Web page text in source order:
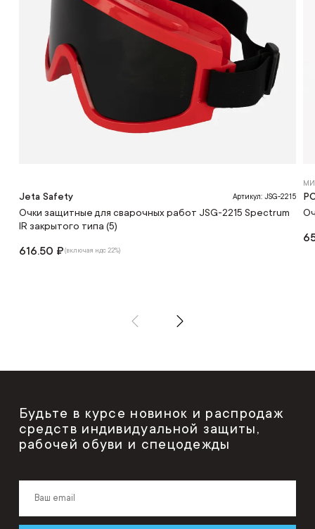
Jeta Safety Артикул: JSG-2215
Очки защитные для сварочных работ JSG-2215 Spectrum
IR закрытого типа (5)
616.50 ₽(включая ндс 22%)
Будьте в курсе новинок и распродаж
средств индивидуальной защиты,
рабочей обуви и спецодежды